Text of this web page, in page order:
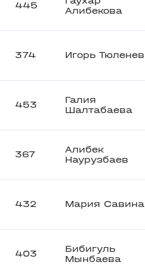
445
Алибекова
374 Игорь Тюленев
453
Галия
Шалтабаева
367
Алибек
Наурузбаев
432 Мария Савина
403
Бибигуль
Мынбаева